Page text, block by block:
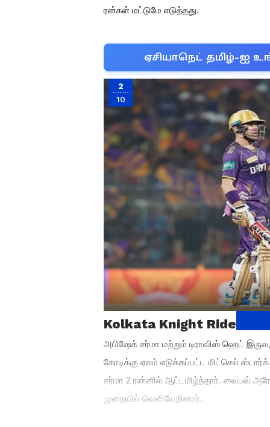
ரன்கள் மட்டுமே எடுத்தது.
ஏசியாநெட் தமிழ்-ஐ
2
10
Kolkata Knight Riders
அபிஷேக் சர்மா மற்றும் டிராவிஸ் ஹெட்
கோடிக்கு ஏலம் எடுக்கப்பட்ட மிட்செல்
சர்மா 2 ரன்னில் ஆட்டமிழ்ந்தார். வைபவ்
முறையில் வெளியேறினார்.